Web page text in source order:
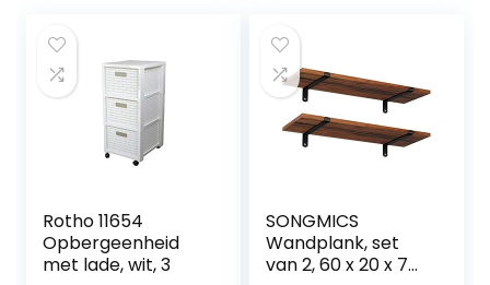
Rotho 11654
Opbergeenheid
met lade, wit, 3
SONGMICS
Wandplank, set
van 2, 60 x 20 x 7